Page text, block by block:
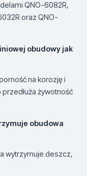
QNO-6082R,
oraz QNO-
obudowy jak
na korozję i
żywotność
obudowa
wytrzymuje deszcz,